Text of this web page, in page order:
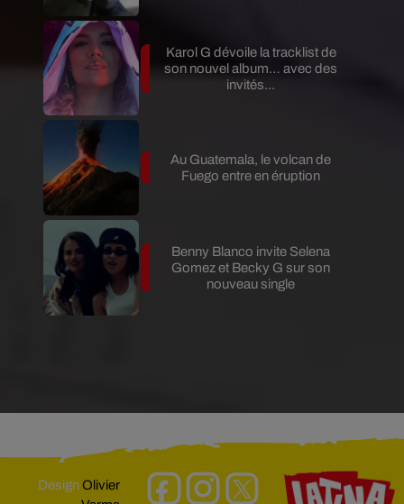
Karol G dévoile la tracklist de
son nouvel album… avec des
invités...
Au Guatemala, le volcan de
Fuego entre en éruption
Benny Blanco invite Selena
Gomez et Becky G sur son
nouveau single
DesignOlivier